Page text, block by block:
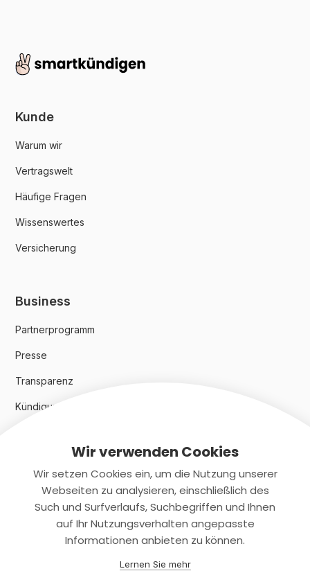
Kunde
Warum wir
Vertragswelt
Häufige Fragen
Wissenswertes
Versicherung
Business
Partnerprogramm
Presse
Transparenz
Kündigungsindex 2024
Rechtliches
Datenschutz
Wir verwenden Cookies
Wir setzen Cookies ein, um die Nutzung unserer
Webseiten zu analysieren, einschließlich des
Such und Surfverlaufs, Suchbegriffen und Ihnen
auf Ihr Nutzungsverhalten angepasste
Informationen anbieten zu können.
Lernen Sie mehr